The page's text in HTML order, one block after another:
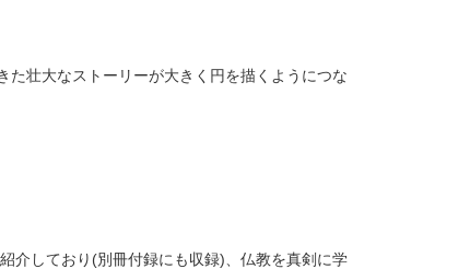
壮大なストーリーが大きく円を描くようにつな
介しており(別冊付録にも収録)、仏教を真剣に学